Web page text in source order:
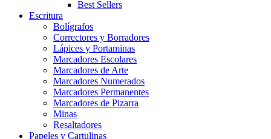
Best Sellers
Escritura
Bolígrafos
Correctores y Borradores
Lápices y Portaminas
Marcadores Escolares
Marcadores de Arte
Marcadores Numerados
Marcadores Permanentes
Marcadores de Pizarra
Minas
Resaltadores
Papeles y Cartulinas